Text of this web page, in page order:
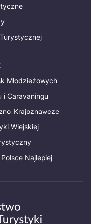
Młodzieżowych
i Caravaningu
Krajoznawcze
Wiejskiej
Najlepiej